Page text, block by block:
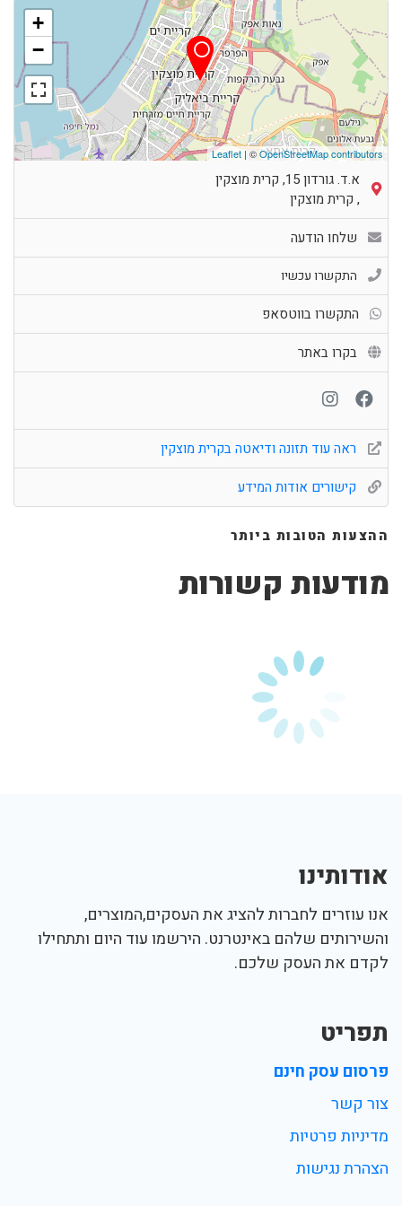
+
−
Leaflet| ©OpenStreetMap contributors
א.ד. גורדון 15, קרית מוצקין
, קרית מוצקין
שלחו הודעה
התקשרו עכשיו
התקשרו בווטסאפ
בקרו באתר
ראה עוד תזונה ודיאטה בקרית מוצקין
קישורים אודות המידע
ההצעות הטובות ביותר
מודעות קשורות
אודותינו
אנו עוזרים לחברות להציג את העסקים,המוצרים,
והשירותים שלהם באינטרנט. הירשמו עוד היום ותתחילו
לקדם את העסק שלכם.
תפריט
פרסום עסק חינם
צור קשר
מדיניות פרטיות
הצהרת נגישות